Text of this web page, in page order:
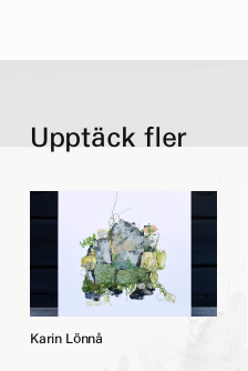
Upptäck fler
Karin Lönnå